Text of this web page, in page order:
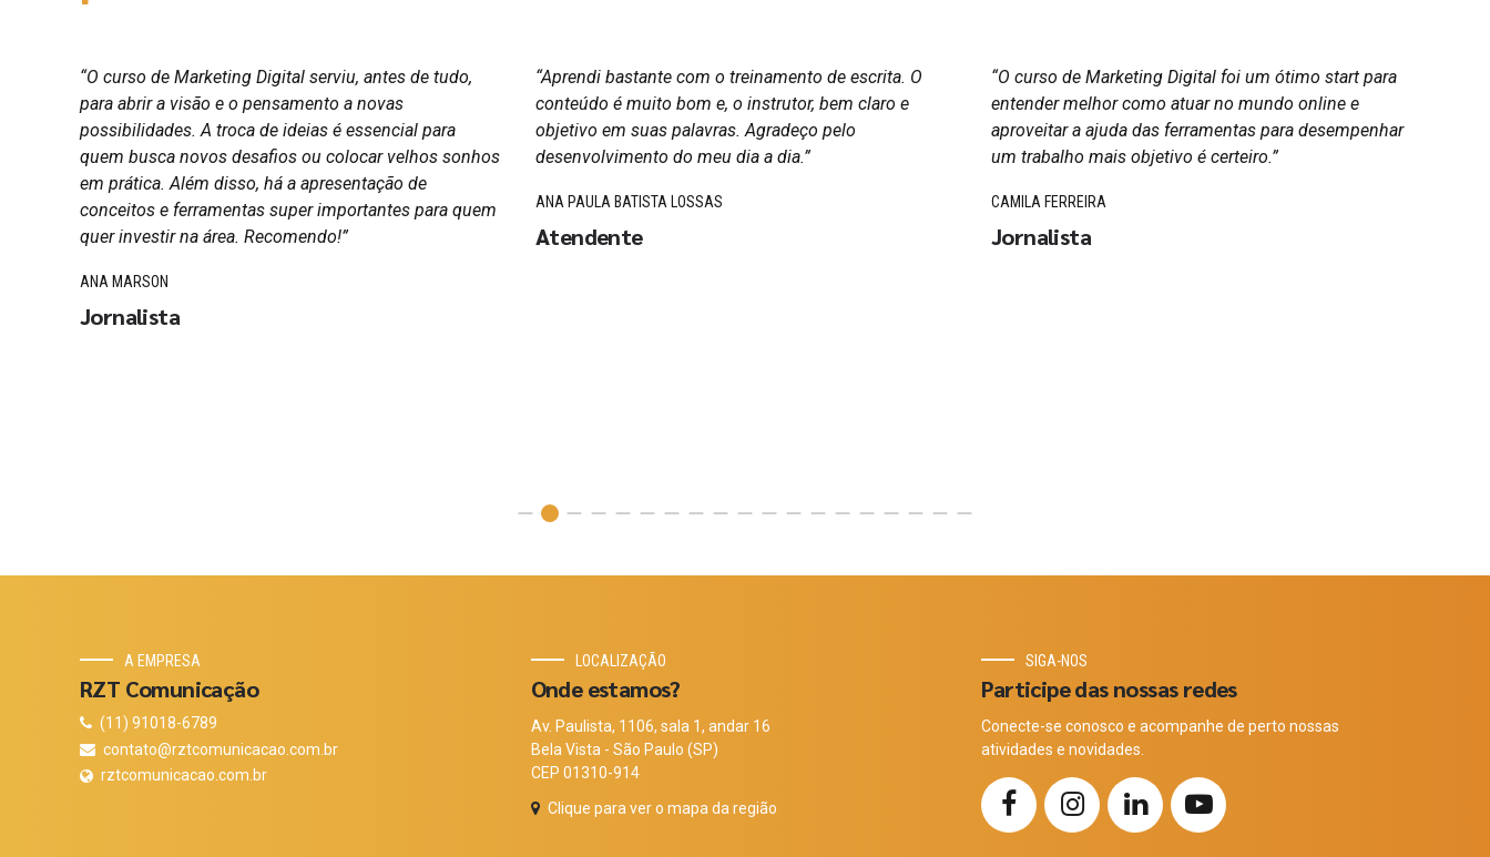
“O curso de Marketing Digital serviu, antes de tudo,
para abrir a visão e o pensamento a novas
possibilidades. A troca de ideias é essencial para
quem busca novos desafios ou colocar velhos sonhos
em prática. Além disso, há a apresentação de
conceitos e ferramentas super importantes para quem
quer investir na área. Recomendo!”
ANA MARSON
Jornalista
“Aprendi bastante com o treinamento de escrita. O
conteúdo é muito bom e, o instrutor, bem claro e
objetivo em suas palavras. Agradeço pelo
desenvolvimento do meu dia a dia.”
ANA PAULA BATISTA LOSSAS
Atendente
“O curso de Marketing Digital foi um ótimo start para
entender melhor como atuar no mundo online e
aproveitar a ajuda das ferramentas para desempenhar
um trabalho mais objetivo é certeiro.”
CAMILA FERREIRA
Jornalista
A EMPRESA
RZT Comunicação
(11) 91018-6789
contato@rztcomunicacao.com.br
rztcomunicacao.com.br
LOCALIZAÇÃO
Onde estamos?
Av. Paulista, 1106, sala 1, andar 16
Bela Vista - São Paulo (SP)
CEP 01310-914
Clique para ver o mapa da região
SIGA-NOS
Participe das nossas redes
Conecte-se conosco e acompanhe de perto nossas
atividades e novidades.